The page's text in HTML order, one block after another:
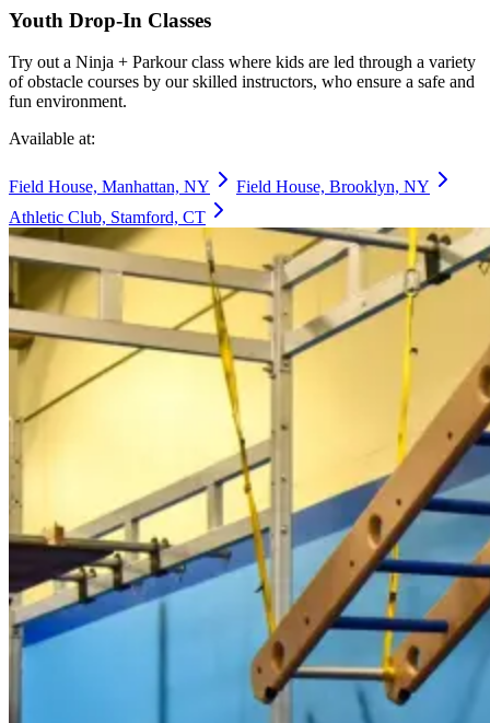
Youth Drop-In Classes​​​​‌ ‍ ​‍​‍‌‍ ‌ ​‍‌‍‍‌‌‍‌ ‌‍‍‌‌‍ ‍​‍​‍​ ‍‍​‍​‍‌ ​ ‌‍​‌‌‍ ‍‌‍‍‌‌ ‌​‌ ‍‌​‍ ‍‌‍‍‌‌‍ ​‍​‍​‍ ​​‍​‍‌‍‍​‌ ​‍‌‍‌‌‌‍‌‍​‍​‍​ ‍‍​‍​‍‌‍‍​‌ ‌​‌ ‌​‌ ​​‌ ​ ​ ‍‍​‍ ​‍ ‌‍​ ‌‍‍​‌‍‌‌‌‍ ​‌ ​ ‌‍‌‌‌‍​‌‌ ​​‌‍‍‌‌‍‌‌‌ ​‍‌ ​ ​‍ ‍‌ ​ ‌‍​‌‌‍ ‍‌‍‍‌‌ ‌​‌ ‍‌​‍ ‍‌ ​ ‌ ‌​‌ ‌‌‌‍‌​‌‍‍‌‌‍ ​‍ ‌‍‍‌‌‍ ‍‌ ‌​‌‍‌‌‌‍ ‍‌ ‌​​‍ ‌‍‌‌‌‍‌​‌‍‍‌‌ ‌​​‍ ‌‍ ‌‌‍ ‌‍‌​‌‍‌‌​ ‌‌ ​​‌ ​‍‌‍‌‌‌ ​ ‌‍‌‌‌‍ ‍‌ ‌​‌‍​‌‌ ‌​‌‍‍‌‌‍ ‌‍ ‍​ ‍ ‌‍‍‌‌‍‌​​ ‌‌‍‌‍‌‍‌‍​ ‌‍‌‍‌‌‌‍‌‍‌‍​‍​ ‌ ​ ‌ ​‍ ‌​ ​ ‌‍​‍​ ‌​​ ​​​‍ ‌​ ‌​‌‍​ ​ ‍‌‌‍​‍​‍ ‌‌‍​‍‌‍‌‌​ ‍​‌‍​‌​‍ ‌​ ‍‌​ ​‍‌‍‌​‌‍​‌​ ​ ​ ​ ‌‍‌‌‌‍​ ‌‍​‌​ ​ ​ ‌‌​ ​‍​ ‍ ‌ ‌​‌ ‍‌‌ ​​‌‍‌‌​ ‌‌ ​​‌‍​‌‌‍‌ ‌‍‌‌​ ‍ ‌ ​​‌‍​‌‌ ‌​‌‍‍​​ ‌‌ ​​‌‍​‌‌‍‌ ‌‍‌‌‌​​‍‌ ‌‌‌‍‍‌‌‍ ​‌‍‌​‌‍‌‌‌ ​‍​‍‌‌​ ‌‌‌​​‍‌‌ ‌‍‍ ‌‍‌‌‌ ‍‌​‍‌‌​ ​ ‌​‌​​‍‌‌​ ​ ‌​‌​​‍‌‌​ ​‍​ ​‍‌‍​ ‌‍‌‌​ ​‍‌‍‌‍‌‍​ ‌‍‌​‌‍​‍​ ​​​ ‍​‌‍​‌‌‍‌‌​ ‌ ​‍‌‌​ ​‍​ ​‍​‍‌‌​ ‌‌‌​‌​​‍ ‍‌‍​ ‌‍​‌‌ ​‍‌‍‌​‌ ​ ​‍‌‌​ ‌‌‌​​‍‌‌ ‌‍‍ ‌‍‌‌‌ ‍‌​‍‌‌​ ​ ‌​‌​​‍‌‌​ ​ ‌​‌​​‍‌‌​ ​‍​ ​‍​ ‍​​ ‍‌‌‍​‌‌‍‌​​ ‌​‌‍‌‍​ ‍​​ ‌‍‌‍‌​​ ​‌​ ‌‍​ ​ ​‍‌‌​ ​‍​ ​‍​‍‌‌​ ‌‌‌​‌​​‍ ‍‌‍​ ‌‍​‌‌ ​‍‌‍‌​‌‌‌​‌‍‍‌‌ ‌​‌‍ ​‌‍‌‌​ ‌‍​‍‌‍​‌‌ ​ ‌‍‌‌‌‌‌‌‌ ​‍‌‍ ​​ ‌‌‍‍​‌ ‌​‌ ‌​‌ ​​‌ ​ ​‍‌‌​ ​ ‌​​‌​‍‌‌​ ​‍‌​‌‍​‍‌‌​ ​‍‌​‌‍‌‍​ ‌‍‍​‌‍‌‌‌‍ ​‌ ​ ‌‍‌‌‌‍​‌‌ ​​‌‍‍‌‌‍‌‌‌ ​‍‌ ​ ​‍ ‍‌ ​ ‌‍​‌‌‍ ‍‌‍‍‌‌ ‌​‌ ‍‌​‍ ‍‌ ​ ‌ ‌​‌ ‌‌‌‍‌​‌‍‍‌‌‍ ​‍‌‍‌‍‍‌‌‍‌​​ ‌‌‍‌‍‌‍‌‍​ ‌‍‌‍‌‌‌‍‌‍‌‍​‍​ ‌ ​ ‌ ​‍ ‌​ ​ ‌‍​‍​ ‌​​ ​​​‍ ‌​ ‌​‌‍​ ​ ‍‌‌‍​‍​‍ ‌‌‍​‍‌‍‌‌​ ‍​‌‍​‌​‍ ‌​ ‍‌​ ​‍‌‍‌​‌‍​‌​ ​ ​ ​ ‌‍‌‌‌‍​ ‌‍​‌​ ​ ​ ‌‌​ ​‍​‍‌‍‌ ‌​‌ ‍‌‌ ​​‌‍‌‌​ ‌‌ ​​‌‍​‌‌‍‌ ‌‍‌‌​‍‌‍‌ ​​‌‍​‌‌ ‌​‌‍‍​​ ‌‌ ​​‌‍​‌‌‍‌ ‌‍‌‌‌​​‍‌ ‌‌‌‍‍‌‌‍ ​‌‍‌​‌‍‌‌‌ ​‍​‍‌‌​ ‌‌‌​​‍‌‌ ‌‍‍ ‌‍‌‌‌ ‍‌​‍‌‌​ ​ ‌​‌​​‍‌‌​ ​ ‌​‌​​‍‌‌​ ​‍​ ​‍‌‍​ ‌‍‌‌​ ​‍‌‍‌‍‌‍​ ‌‍‌​‌‍​‍​ ​​​ ‍​‌‍​‌‌‍‌‌​ ‌ ​‍‌‌​ ​‍​ ​‍​‍‌‌​ ‌‌‌​‌​​‍ ‍‌‍​ ‌‍​‌‌ ​‍‌‍‌​‌ ​ ​‍‌‌​ ‌‌‌​​‍‌‌ ‌‍‍ ‌‍‌‌‌ ‍‌​‍‌‌​ ​ ‌​‌​​‍‌‌​ ​ ‌​‌​​‍‌‌​ ​‍​ ​‍​ ‍​​ ‍‌‌‍​‌‌‍‌​​ ‌​‌‍‌‍​ ‍​​ ‌‍‌‍‌​​ ​‌​ ‌‍​ ​ ​‍‌‌​ ​‍​ ​‍​‍‌‌​ ‌‌‌​‌​​‍ ‍‌‍​ ‌‍​‌‌ ​‍‌‍‌​‌‌‌​‌‍‍‌‌ ‌​‌‍ ​‌‍‌‌​‍‌‍‌ ​​‌‍‌‌‌ ​‍‌ ​ ‌ ​​‌‍‌‌‌‍​ ‌ ‌​‌‍‍‌‌ ‌‍‌‍‌‌​ ‌‌ ​​‌ ‌‌‌‍​‍‌‍ ​‌‍‍‌‌ ​ ‌‍‍​‌‍‌‌‌‍‌​​‍​‍‌ ‌
Try out a Ninja + Parkour class where kids are led through a variety
of obstacle courses by our skilled instructors, who ensure a safe and
fun environment.​​​​‌ ‍ ​‍​‍‌‍ ‌ ​‍‌‍‍‌‌‍‌ ‌‍‍‌‌‍ ‍​‍​‍​ ‍‍​‍​‍‌ ​ ‌‍​‌‌‍ ‍‌‍‍‌‌ ‌​‌ ‍‌​‍ ‍‌‍‍‌‌‍ ​‍​‍​‍ ​​‍​‍‌‍‍​‌ ​‍‌‍‌‌‌‍‌‍​‍​‍​ ‍‍​‍​‍‌‍‍​‌ ‌​‌ ‌​‌ ​​‌ ​ ​ ‍‍​‍ ​‍ ‌‍​ ‌‍‍​‌‍‌‌‌‍ ​‌ ​ ‌‍‌‌‌‍​‌‌ ​​‌‍‍‌‌‍‌‌‌ ​‍‌ ​ ​‍ ‍‌ ​ ‌‍​‌‌‍ ‍‌‍‍‌‌ ‌​‌ ‍‌​‍ ‍‌ ​ ‌ ‌​‌ ‌‌‌‍‌​‌‍‍‌‌‍ ​‍ ‌‍‍‌‌‍ ‍‌ ‌​‌‍‌‌‌‍ ‍‌ ‌​​‍ ‌‍‌‌‌‍‌​‌‍‍‌‌ ‌​​‍ ‌‍ ‌‌‍ ‌‍‌​‌‍‌‌​ ‌‌ ​​‌ ​‍‌‍‌‌‌ ​ ‌‍‌‌‌‍ ‍‌ ‌​‌‍​‌‌ ‌​‌‍‍‌‌‍ ‌‍ ‍​ ‍ ‌‍‍‌‌‍‌​​ ‌‌‍‌‍‌‍‌‍​ ‌‍‌‍‌‌‌‍‌‍‌‍​‍​ ‌ ​ ‌ ​‍ ‌​ ​ ‌‍​‍​ ‌​​ ​​​‍ ‌​ ‌​‌‍​ ​ ‍‌‌‍​‍​‍ ‌‌‍​‍‌‍‌‌​ ‍​‌‍​‌​‍ ‌​ ‍‌​ ​‍‌‍‌​‌‍​‌​ ​ ​ ​ ‌‍‌‌‌‍​ ‌‍​‌​ ​ ​ ‌‌​ ​‍​ ‍ ‌ ‌​‌ ‍‌‌ ​​‌‍‌‌​ ‌‌ ​​‌‍​‌‌‍‌ ‌‍‌‌​ ‍ ‌ ​​‌‍​‌‌ ‌​‌‍‍​​ ‌‌ ​​‌‍​‌‌‍‌ ‌‍‌‌‌​​‍‌ ‌‌‌‍‍‌‌‍ ​‌‍‌​‌‍‌‌‌ ​‍​‍‌‌​ ‌‌‌​​‍‌‌ ‌‍‍ ‌‍‌‌‌ ‍‌​‍‌‌​ ​ ‌​‌​​‍‌‌​ ​ ‌​‌​​‍‌‌​ ​‍​ ​‍‌‍​ ‌‍‌‌​ ​‍‌‍‌‍‌‍​ ‌‍‌​‌‍​‍​ ​​​ ‍​‌‍​‌‌‍‌‌​ ‌ ​‍‌‌​ ​‍​ ​‍​‍‌‌​ ‌‌‌​‌​​‍ ‍‌‍​ ‌‍​‌‌ ​‍‌‍‌​‌ ​ ​‍‌‌​ ‌‌‌​​‍‌‌ ‌‍‍ ‌‍‌‌‌ ‍‌​‍‌‌​ ​ ‌​‌​​‍‌‌​ ​ ‌​‌​​‍‌‌​ ​‍​ ​‍​ ‍​​ ‍‌‌‍​‌‌‍‌​​ ‌​‌‍‌‍​ ‍​​ ‌‍‌‍‌​​ ​‌​ ‌‍​ ​ ​‍‌‌​ ​‍​ ​‍​‍‌‌​ ‌‌‌​‌​​‍ ‍‌‍​ ‌‍​‌‌ ​‍‌‍‌​‌​‌​‌‍‌‌‌ ​ ‌‍​ ‌ ​‍‌‍‍‌‌ ​​‌ ‌​‌‍‍‌‌‍ ‌‍ ‍​ ‌‍​‍‌‍​‌‌ ​ ‌‍‌‌‌‌‌‌‌ ​‍‌‍ ​​ ‌‌‍‍​‌ ‌​‌ ‌​‌ ​​‌ ​ ​‍‌‌​ ​ ‌​​‌​‍‌‌​ ​‍‌​‌‍​‍‌‌​ ​‍‌​‌‍‌‍​ ‌‍‍​‌‍‌‌‌‍ ​‌ ​ ‌‍‌‌‌‍​‌‌ ​​‌‍‍‌‌‍‌‌‌ ​‍‌ ​ ​‍ ‍‌ ​ ‌‍​‌‌‍ ‍‌‍‍‌‌ ‌​‌ ‍‌​‍ ‍‌ ​ ‌ ‌​‌ ‌‌‌‍‌​‌‍‍‌‌‍ ​‍‌‍‌‍‍‌‌‍‌​​ ‌‌‍‌‍‌‍‌‍​ ‌‍‌‍‌‌‌‍‌‍‌‍​‍​ ‌ ​ ‌ ​‍ ‌​ ​ ‌‍​‍​ ‌​​ ​​​‍ ‌​ ‌​‌‍​ ​ ‍‌‌‍​‍​‍ ‌‌‍​‍‌‍‌‌​ ‍​‌‍​‌​‍ ‌​ ‍‌​ ​‍‌‍‌​‌‍​‌​ ​ ​ ​ ‌‍‌‌‌‍​ ‌‍​‌​ ​ ​ ‌‌​ ​‍​‍‌‍‌ ‌​‌ ‍‌‌ ​​‌‍‌‌​ ‌‌ ​​‌‍​‌‌‍‌ ‌‍‌‌​‍‌‍‌ ​​‌‍​‌‌ ‌​‌‍‍​​ ‌‌ ​​‌‍​‌‌‍‌ ‌‍‌‌‌​​‍‌ ‌‌‌‍‍‌‌‍ ​‌‍‌​‌‍‌‌‌ ​‍​‍‌‌​ ‌‌‌​​‍‌‌ ‌‍‍ ‌‍‌‌‌ ‍‌​‍‌‌​ ​ ‌​‌​​‍‌‌​ ​ ‌​‌​​‍‌‌​ ​‍​ ​‍‌‍​ ‌‍‌‌​ ​‍‌‍‌‍‌‍​ ‌‍‌​‌‍​‍​ ​​​ ‍​‌‍​‌‌‍‌‌​ ‌ ​‍‌‌​ ​‍​ ​‍​‍‌‌​ ‌‌‌​‌​​‍ ‍‌‍​ ‌‍​‌‌ ​‍‌‍‌​‌ ​ ​‍‌‌​ ‌‌‌​​‍‌‌ ‌‍‍ ‌‍‌‌‌ ‍‌​‍‌‌​ ​ ‌​‌​​‍‌‌​ ​ ‌​‌​​‍‌‌​ ​‍​ ​‍​ ‍​​ ‍‌‌‍​‌‌‍‌​​ ‌​‌‍‌‍​ ‍​​ ‌‍‌‍‌​​ ​‌​ ‌‍​ ​ ​‍‌‌​ ​‍​ ​‍​‍‌‌​ ‌‌‌​‌​​‍ ‍‌‍​ ‌‍​‌‌ ​‍‌‍‌​‌​‌​‌‍‌‌‌ ​ ‌‍​ ‌ ​‍‌‍‍‌‌ ​​‌ ‌​‌‍‍‌‌‍ ‌‍ ‍​‍‌‍‌ ​​‌‍‌‌‌ ​‍‌ ​ ‌ ​​‌‍‌‌‌‍​ ‌ ‌​‌‍‍‌‌ ‌‍‌‍‌‌​ ‌‌ ​​‌ ‌‌‌‍​‍‌‍ ​‌‍‍‌‌ ​ ‌‍‍​‌‍‌‌‌‍‌​​‍​‍‌ ‌
Available at:​​​​‌ ‍ ​‍​‍‌‍ ‌ ​‍‌‍‍‌‌‍‌ ‌‍‍‌‌‍ ‍​‍​‍​ ‍‍​‍​‍‌ ​ ‌‍​‌‌‍ ‍‌‍‍‌‌ ‌​‌ ‍‌​‍ ‍‌‍‍‌‌‍ ​‍​‍​‍ ​​‍​‍‌‍‍​‌ ​‍‌‍‌‌‌‍‌‍​‍​‍​ ‍‍​‍​‍‌‍‍​‌ ‌​‌ ‌​‌ ​​‌ ​ ​ ‍‍​‍ ​‍ ‌‍​ ‌‍‍​‌‍‌‌‌‍ ​‌ ​ ‌‍‌‌‌‍​‌‌ ​​‌‍‍‌‌‍‌‌‌ ​‍‌ ​ ​‍ ‍‌ ​ ‌‍​‌‌‍ ‍‌‍‍‌‌ ‌​‌ ‍‌​‍ ‍‌ ​ ‌ ‌​‌ ‌‌‌‍‌​‌‍‍‌‌‍ ​‍ ‌‍‍‌‌‍ ‍‌ ‌​‌‍‌‌‌‍ ‍‌ ‌​​‍ ‌‍‌‌‌‍‌​‌‍‍‌‌ ‌​​‍ ‌‍ ‌‌‍ ‌‍‌​‌‍‌‌​ ‌‌ ​​‌ ​‍‌‍‌‌‌ ​ ‌‍‌‌‌‍ ‍‌ ‌​‌‍​‌‌ ‌​‌‍‍‌‌‍ ‌‍ ‍​ ‍ ‌‍‍‌‌‍‌​​ ‌‌‍‌‍‌‍‌‍​ ‌‍‌‍‌‌‌‍‌‍‌‍​‍​ ‌ ​ ‌ ​‍ ‌​ ​ ‌‍​‍​ ‌​​ ​​​‍ ‌​ ‌​‌‍​ ​ ‍‌‌‍​‍​‍ ‌‌‍​‍‌‍‌‌​ ‍​‌‍​‌​‍ ‌​ ‍‌​ ​‍‌‍‌​‌‍​‌​ ​ ​ ​ ‌‍‌‌‌‍​ ‌‍​‌​ ​ ​ ‌‌​ ​‍​ ‍ ‌ ‌​‌ ‍‌‌ ​​‌‍‌‌​ ‌‌ ​​‌‍​‌‌‍‌ ‌‍‌‌​ ‍ ‌ ​​‌‍​‌‌ ‌​‌‍‍​​ ‌‌ ​​‌‍​‌‌‍‌ ‌‍‌‌‌​​‍‌ ‌‌‌‍‍‌‌‍ ​‌‍‌​‌‍‌‌‌ ​‍​‍‌‌​ ‌‌‌​​‍‌‌ ‌‍‍ ‌‍‌‌‌ ‍‌​‍‌‌​ ​ ‌​‌​​‍‌‌​ ​ ‌​‌​​‍‌‌​ ​‍​ ​‍‌‍​ ‌‍‌‌​ ​‍‌‍‌‍‌‍​ ‌‍‌​‌‍​‍​ ​​​ ‍​‌‍​‌‌‍‌‌​ ‌ ​‍‌‌​ ​‍​ ​‍​‍‌‌​ ‌‌‌​‌​​‍ ‍‌‍​ ‌‍​‌‌ ​‍‌‍‌​‌ ​ ​‍‌‌​ ‌‌‌​​‍‌‌ ‌‍‍ ‌‍‌‌‌ ‍‌​‍‌‌​ ​ ‌​‌​​‍‌‌​ ​ ‌​‌​​‍‌‌​ ​‍​ ​‍​ ‍​​ ‍‌‌‍​‌‌‍‌​​ ‌​‌‍‌‍​ ‍​​ ‌‍‌‍‌​​ ​‌​ ‌‍​ ​ ​‍‌‌​ ​‍​ ​‍​‍‌‌​ ‌‌‌​‌​​‍ ‍‌ ​ ‌ ‌‌‌‍​‍‌ ‌​‌‍‍‌‌ ‌​‌‍ ​‌‍‌‌​ ‌‍​‍‌‍​‌‌ ​ ‌‍‌‌‌‌‌‌‌ ​‍‌‍ ​​ ‌‌‍‍​‌ ‌​‌ ‌​‌ ​​‌ ​ ​‍‌‌​ ​ ‌​​‌​‍‌‌​ ​‍‌​‌‍​‍‌‌​ ​‍‌​‌‍‌‍​ ‌‍‍​‌‍‌‌‌‍ ​‌ ​ ‌‍‌‌‌‍​‌‌ ​​‌‍‍‌‌‍‌‌‌ ​‍‌ ​ ​‍ ‍‌ ​ ‌‍​‌‌‍ ‍‌‍‍‌‌ ‌​‌ ‍‌​‍ ‍‌ ​ ‌ ‌​‌ ‌‌‌‍‌​‌‍‍‌‌‍ ​‍‌‍‌‍‍‌‌‍‌​​ ‌‌‍‌‍‌‍‌‍​ ‌‍‌‍‌‌‌‍‌‍‌‍​‍​ ‌ ​ ‌ ​‍ ‌​ ​ ‌‍​‍​ ‌​​ ​​​‍ ‌​ ‌​‌‍​ ​ ‍‌‌‍​‍​‍ ‌‌‍​‍‌‍‌‌​ ‍​‌‍​‌​‍ ‌​ ‍‌​ ​‍‌‍‌​‌‍​‌​ ​ ​ ​ ‌‍‌‌‌‍​ ‌‍​‌​ ​ ​ ‌‌​ ​‍​‍‌‍‌ ‌​‌ ‍‌‌ ​​‌‍‌‌​ ‌‌ ​​‌‍​‌‌‍‌ ‌‍‌‌​‍‌‍‌ ​​‌‍​‌‌ ‌​‌‍‍​​ ‌‌ ​​‌‍​‌‌‍‌ ‌‍‌‌‌​​‍‌ ‌‌‌‍‍‌‌‍ ​‌‍‌​‌‍‌‌‌ ​‍​‍‌‌​ ‌‌‌​​‍‌‌ ‌‍‍ ‌‍‌‌‌ ‍‌​‍‌‌​ ​ ‌​‌​​‍‌‌​ ​ ‌​‌​​‍‌‌​ ​‍​ ​‍‌‍​ ‌‍‌‌​ ​‍‌‍‌‍‌‍​ ‌‍‌​‌‍​‍​ ​​​ ‍​‌‍​‌‌‍‌‌​ ‌ ​‍‌‌​ ​‍​ ​‍​‍‌‌​ ‌‌‌​‌​​‍ ‍‌‍​ ‌‍​‌‌ ​‍‌‍‌​‌ ​ ​‍‌‌​ ‌‌‌​​‍‌‌ ‌‍‍ ‌‍‌‌‌ ‍‌​‍‌‌​ ​ ‌​‌​​‍‌‌​ ​ ‌​‌​​‍‌‌​ ​‍​ ​‍​ ‍​​ ‍‌‌‍​‌‌‍‌​​ ‌​‌‍‌‍​ ‍​​ ‌‍‌‍‌​​ ​‌​ ‌‍​ ​ ​‍‌‌​ ​‍​ ​‍​‍‌‌​ ‌‌‌​‌​​‍ ‍‌ ​ ‌ ‌‌‌‍​‍‌ ‌​‌‍‍‌‌ ‌​‌‍ ​‌‍‌‌​‍‌‍‌ ​​‌‍‌‌‌ ​‍‌ ​ ‌ ​​‌‍‌‌‌‍​ ‌ ‌​‌‍‍‌‌ ‌‍‌‍‌‌​ ‌‌ ​​‌ ‌‌‌‍​‍‌‍ ​‌‍‍‌‌ ​ ‌‍‍​‌‍‌‌‌‍‌​​‍​‍‌ ‌
Field House, Manhattan, NY​​​​‌ ‍ ​‍​‍‌‍ ‌ ​‍‌‍‍‌‌‍‌ ‌‍‍‌‌‍ ‍​‍​‍​ ‍‍​‍​‍‌ ​ ‌‍​‌‌‍ ‍‌‍‍‌‌ ‌​‌ ‍‌​‍ ‍‌‍‍‌‌‍ ​‍​‍​‍ ​​‍​‍‌‍‍​‌ ​‍‌‍‌‌‌‍‌‍​‍​‍​ ‍‍​‍​‍‌‍‍​‌ ‌​‌ ‌​‌ ​​‌ ​ ​ ‍‍​‍ ​‍ ‌‍​ ‌‍‍​‌‍‌‌‌‍ ​‌ ​ ‌‍‌‌‌‍​‌‌ ​​‌‍‍‌‌‍‌‌‌ ​‍‌ ​ ​‍ ‍‌ ​ ‌‍​‌‌‍ ‍‌‍‍‌‌ ‌​‌ ‍‌​‍ ‍‌ ​ ‌ ‌​‌ ‌‌‌‍‌​‌‍‍‌‌‍ ​‍ ‌‍‍‌‌‍ ‍‌ ‌​‌‍‌‌‌‍ ‍‌ ‌​​‍ ‌‍‌‌‌‍‌​‌‍‍‌‌ ‌​​‍ ‌‍ ‌‌‍ ‌‍‌​‌‍‌‌​ ‌‌ ​​‌ ​‍‌‍‌‌‌ ​ ‌‍‌‌‌‍ ‍‌ ‌​‌‍​‌‌ ‌​‌‍‍‌‌‍ ‌‍ ‍​ ‍ ‌‍‍‌‌‍‌​​ ‌‌‍‌‍‌‍‌‍​ ‌‍‌‍‌‌‌‍‌‍‌‍​‍​ ‌ ​ ‌ ​‍ ‌​ ​ ‌‍​‍​ ‌​​ ​​​‍ ‌​ ‌​‌‍​ ​ ‍‌‌‍​‍​‍ ‌‌‍​‍‌‍‌‌​ ‍​‌‍​‌​‍ ‌​ ‍‌​ ​‍‌‍‌​‌‍​‌​ ​ ​ ​ ‌‍‌‌‌‍​ ‌‍​‌​ ​ ​ ‌‌​ ​‍​ ‍ ‌ ‌​‌ ‍‌‌ ​​‌‍‌‌​ ‌‌ ​​‌‍​‌‌‍‌ ‌‍‌‌​ ‍ ‌ ​​‌‍​‌‌ ‌​‌‍‍​​ ‌‌ ​​‌‍​‌‌‍‌ ‌‍‌‌‌​​‍‌ ‌‌‌‍‍‌‌‍ ​‌‍‌​‌‍‌‌‌ ​‍​‍‌‌​ ‌‌‌​​‍‌‌ ‌‍‍ ‌‍‌‌‌ ‍‌​‍‌‌​ ​ ‌​‌​​‍‌‌​ ​ ‌​‌​​‍‌‌​ ​‍​ ​‍‌‍​ ‌‍‌‌​ ​‍‌‍‌‍‌‍​ ‌‍‌​‌‍​‍​ ​​​ ‍​‌‍​‌‌‍‌‌​ ‌ ​‍‌‌​ ​‍​ ​‍​‍‌‌​ ‌‌‌​‌​​‍ ‍‌‍​ ‌‍​‌‌ ​‍‌‍‌​‌ ​ ​‍‌‌​ ‌‌‌​​‍‌‌ ‌‍‍ ‌‍‌‌‌ ‍‌​‍‌‌​ ​ ‌​‌​​‍‌‌​ ​ ‌​‌​​‍‌‌​ ​‍​ ​‍​ ‍​​ ‍‌‌‍​‌‌‍‌​​ ‌​‌‍‌‍​ ‍​​ ‌‍‌‍‌​​ ​‌​ ‌‍​ ​ ​‍‌‌​ ​‍​ ​‍​‍‌‌​ ‌‌‌​‌​​‍ ‍‌‍​‍‌ ‌‌‌ ‌​‌ ‌​‌‍ ‌‍ ‍‌ ​ ​‍‌‌​ ‌‌‌​​‍‌‌ ‌‍‍ ‌‍‌‌‌ ‍‌​‍‌‌​ ​ ‌​‌​​‍‌‌​ ​ ‌​‌​​‍‌‌​ ​‍​ ​‍​ ​ ​ ​​​ ‍‌‌‍​ ‌‍​‌‌‍‌‍‌‍‌​‌‍​‍‌‍‌​‌‍‌‍‌‍‌‍​ ‍​​‍‌‌​ ​‍​ ​‍​‍‌‌​ ‌‌‌​‌​​‍ ‍‌ ‌​‌‍‌‌‌ ‍​‌ ‌​​ ‌‍​‍‌‍​‌‌ ​ ‌‍‌‌‌‌‌‌‌ ​‍‌‍ ​​ ‌‌‍‍​‌ ‌​‌ ‌​‌ ​​‌ ​ ​‍‌‌​ ​ ‌​​‌​‍‌‌​ ​‍‌​‌‍​‍‌‌​ ​‍‌​‌‍‌‍​ ‌‍‍​‌‍‌‌‌‍ ​‌ ​ ‌‍‌‌‌‍​‌‌ ​​‌‍‍‌‌‍‌‌‌ ​‍‌ ​ ​‍ ‍‌ ​ ‌‍​‌‌‍ ‍‌‍‍‌‌ ‌​‌ ‍‌​‍ ‍‌ ​ ‌ ‌​‌ ‌‌‌‍‌​‌‍‍‌‌‍ ​‍‌‍‌‍‍‌‌‍‌​​ ‌‌‍‌‍‌‍‌‍​ ‌‍‌‍‌‌‌‍‌‍‌‍​‍​ ‌ ​ ‌ ​‍ ‌​ ​ ‌‍​‍​ ‌​​ ​​​‍ ‌​ ‌​‌‍​ ​ ‍‌‌‍​‍​‍ ‌‌‍​‍‌‍‌‌​ ‍​‌‍​‌​‍ ‌​ ‍‌​ ​‍‌‍‌​‌‍​‌​ ​ ​ ​ ‌‍‌‌‌‍​ ‌‍​‌​ ​ ​ ‌‌​ ​‍​‍‌‍‌ ‌​‌ ‍‌‌ ​​‌‍‌‌​ ‌‌ ​​‌‍​‌‌‍‌ ‌‍‌‌​‍‌‍‌ ​​‌‍​‌‌ ‌​‌‍‍​​ ‌‌ ​​‌‍​‌‌‍‌ ‌‍‌‌‌​​‍‌ ‌‌‌‍‍‌‌‍ ​‌‍‌​‌‍‌‌‌ ​‍​‍‌‌​ ‌‌‌​​‍‌‌ ‌‍‍ ‌‍‌‌‌ ‍‌​‍‌‌​ ​ ‌​‌​​‍‌‌​ ​ ‌​‌​​‍‌‌​ ​‍​ ​‍‌‍​ ‌‍‌‌​ ​‍‌‍‌‍‌‍​ ‌‍‌​‌‍​‍​ ​​​ ‍​‌‍​‌‌‍‌‌​ ‌ ​‍‌‌​ ​‍​ ​‍​‍‌‌​ ‌‌‌​‌​​‍ ‍‌‍​ ‌‍​‌‌ ​‍‌‍‌​‌ ​ ​‍‌‌​ ‌‌‌​​‍‌‌ ‌‍‍ ‌‍‌‌‌ ‍‌​‍‌‌​ ​ ‌​‌​​‍‌‌​ ​ ‌​‌​​‍‌‌​ ​‍​ ​‍​ ‍​​ ‍‌‌‍​‌‌‍‌​​ ‌​‌‍‌‍​ ‍​​ ‌‍‌‍‌​​ ​‌​ ‌‍​ ​ ​‍‌‌​ ​‍​ ​‍​‍‌‌​ ‌‌‌​‌​​‍ ‍‌‍​‍‌ ‌‌‌ ‌​‌ ‌​‌‍ ‌‍ ‍‌ ​ ​‍‌‌​ ‌‌‌​​‍‌‌ ‌‍‍ ‌‍‌‌‌ ‍‌​‍‌‌​ ​ ‌​‌​​‍‌‌​ ​ ‌​‌​​‍‌‌​ ​‍​ ​‍​ ​ ​ ​​​ ‍‌‌‍​ ‌‍​‌‌‍‌‍‌‍‌​‌‍​‍‌‍‌​‌‍‌‍‌‍‌‍​ ‍​​‍‌‌​ ​‍​ ​‍​‍‌‌​ ‌‌‌​‌​​‍ ‍‌ ‌​‌‍‌‌‌ ‍​‌ ‌​​‍‌‍‌ ​​‌‍‌‌‌ ​‍‌ ​ ‌ ​​‌‍‌‌‌‍​ ‌ ‌​‌‍‍‌‌ ‌‍‌‍‌‌​ ‌‌ ​​‌ ‌‌‌‍​‍‌‍ ​‌‍‍‌‌ ​ ‌‍‍​‌‍‌‌‌‍‌​​‍​‍‌ ‌
Field House, Brooklyn, NY​​​​‌ ‍ ​‍​‍‌‍ ‌ ​‍‌‍‍‌‌‍‌ ‌‍‍‌‌‍ ‍​‍​‍​ ‍‍​‍​‍‌ ​ ‌‍​‌‌‍ ‍‌‍‍‌‌ ‌​‌ ‍‌​‍ ‍‌‍‍‌‌‍ ​‍​‍​‍ ​​‍​‍‌‍‍​‌ ​‍‌‍‌‌‌‍‌‍​‍​‍​ ‍‍​‍​‍‌‍‍​‌ ‌​‌ ‌​‌ ​​‌ ​ ​ ‍‍​‍ ​‍ ‌‍​ ‌‍‍​‌‍‌‌‌‍ ​‌ ​ ‌‍‌‌‌‍​‌‌ ​​‌‍‍‌‌‍‌‌‌ ​‍‌ ​ ​‍ ‍‌ ​ ‌‍​‌‌‍ ‍‌‍‍‌‌ ‌​‌ ‍‌​‍ ‍‌ ​ ‌ ‌​‌ ‌‌‌‍‌​‌‍‍‌‌‍ ​‍ ‌‍‍‌‌‍ ‍‌ ‌​‌‍‌‌‌‍ ‍‌ ‌​​‍ ‌‍‌‌‌‍‌​‌‍‍‌‌ ‌​​‍ ‌‍ ‌‌‍ ‌‍‌​‌‍‌‌​ ‌‌ ​​‌ ​‍‌‍‌‌‌ ​ ‌‍‌‌‌‍ ‍‌ ‌​‌‍​‌‌ ‌​‌‍‍‌‌‍ ‌‍ ‍​ ‍ ‌‍‍‌‌‍‌​​ ‌‌‍‌‍‌‍‌‍​ ‌‍‌‍‌‌‌‍‌‍‌‍​‍​ ‌ ​ ‌ ​‍ ‌​ ​ ‌‍​‍​ ‌​​ ​​​‍ ‌​ ‌​‌‍​ ​ ‍‌‌‍​‍​‍ ‌‌‍​‍‌‍‌‌​ ‍​‌‍​‌​‍ ‌​ ‍‌​ ​‍‌‍‌​‌‍​‌​ ​ ​ ​ ‌‍‌‌‌‍​ ‌‍​‌​ ​ ​ ‌‌​ ​‍​ ‍ ‌ ‌​‌ ‍‌‌ ​​‌‍‌‌​ ‌‌ ​​‌‍​‌‌‍‌ ‌‍‌‌​ ‍ ‌ ​​‌‍​‌‌ ‌​‌‍‍​​ ‌‌ ​​‌‍​‌‌‍‌ ‌‍‌‌‌​​‍‌ ‌‌‌‍‍‌‌‍ ​‌‍‌​‌‍‌‌‌ ​‍​‍‌‌​ ‌‌‌​​‍‌‌ ‌‍‍ ‌‍‌‌‌ ‍‌​‍‌‌​ ​ ‌​‌​​‍‌‌​ ​ ‌​‌​​‍‌‌​ ​‍​ ​‍‌‍​ ‌‍‌‌​ ​‍‌‍‌‍‌‍​ ‌‍‌​‌‍​‍​ ​​​ ‍​‌‍​‌‌‍‌‌​ ‌ ​‍‌‌​ ​‍​ ​‍​‍‌‌​ ‌‌‌​‌​​‍ ‍‌‍​ ‌‍​‌‌ ​‍‌‍‌​‌ ​ ​‍‌‌​ ‌‌‌​​‍‌‌ ‌‍‍ ‌‍‌‌‌ ‍‌​‍‌‌​ ​ ‌​‌​​‍‌‌​ ​ ‌​‌​​‍‌‌​ ​‍​ ​‍​ ‍​​ ‍‌‌‍​‌‌‍‌​​ ‌​‌‍‌‍​ ‍​​ ‌‍‌‍‌​​ ​‌​ ‌‍​ ​ ​‍‌‌​ ​‍​ ​‍​‍‌‌​ ‌‌‌​‌​​‍ ‍‌‍​‍‌ ‌‌‌ ‌​‌ ‌​‌‍ ‌‍ ‍‌ ​ ​‍‌‌​ ‌‌‌​​‍‌‌ ‌‍‍ ‌‍‌‌‌ ‍‌​‍‌‌​ ​ ‌​‌​​‍‌‌​ ​ ‌​‌​​‍‌‌​ ​‍​ ​‍‌‍‌‌‌‍​ ​ ‍‌‌‍‌​​ ‍‌​ ​ ‌‍​‌​ ‌‌‌‍‌​‌‍​‌‌‍‌​‌‍​ ​‍‌‌​ ​‍​ ​‍​‍‌‌​ ‌‌‌​‌​​‍ ‍‌ ‌​‌‍‌‌‌ ‍​‌ ‌​​ ‌‍​‍‌‍​‌‌ ​ ‌‍‌‌‌‌‌‌‌ ​‍‌‍ ​​ ‌‌‍‍​‌ ‌​‌ ‌​‌ ​​‌ ​ ​‍‌‌​ ​ ‌​​‌​‍‌‌​ ​‍‌​‌‍​‍‌‌​ ​‍‌​‌‍‌‍​ ‌‍‍​‌‍‌‌‌‍ ​‌ ​ ‌‍‌‌‌‍​‌‌ ​​‌‍‍‌‌‍‌‌‌ ​‍‌ ​ ​‍ ‍‌ ​ ‌‍​‌‌‍ ‍‌‍‍‌‌ ‌​‌ ‍‌​‍ ‍‌ ​ ‌ ‌​‌ ‌‌‌‍‌​‌‍‍‌‌‍ ​‍‌‍‌‍‍‌‌‍‌​​ ‌‌‍‌‍‌‍‌‍​ ‌‍‌‍‌‌‌‍‌‍‌‍​‍​ ‌ ​ ‌ ​‍ ‌​ ​ ‌‍​‍​ ‌​​ ​​​‍ ‌​ ‌​‌‍​ ​ ‍‌‌‍​‍​‍ ‌‌‍​‍‌‍‌‌​ ‍​‌‍​‌​‍ ‌​ ‍‌​ ​‍‌‍‌​‌‍​‌​ ​ ​ ​ ‌‍‌‌‌‍​ ‌‍​‌​ ​ ​ ‌‌​ ​‍​‍‌‍‌ ‌​‌ ‍‌‌ ​​‌‍‌‌​ ‌‌ ​​‌‍​‌‌‍‌ ‌‍‌‌​‍‌‍‌ ​​‌‍​‌‌ ‌​‌‍‍​​ ‌‌ ​​‌‍​‌‌‍‌ ‌‍‌‌‌​​‍‌ ‌‌‌‍‍‌‌‍ ​‌‍‌​‌‍‌‌‌ ​‍​‍‌‌​ ‌‌‌​​‍‌‌ ‌‍‍ ‌‍‌‌‌ ‍‌​‍‌‌​ ​ ‌​‌​​‍‌‌​ ​ ‌​‌​​‍‌‌​ ​‍​ ​‍‌‍​ ‌‍‌‌​ ​‍‌‍‌‍‌‍​ ‌‍‌​‌‍​‍​ ​​​ ‍​‌‍​‌‌‍‌‌​ ‌ ​‍‌‌​ ​‍​ ​‍​‍‌‌​ ‌‌‌​‌​​‍ ‍‌‍​ ‌‍​‌‌ ​‍‌‍‌​‌ ​ ​‍‌‌​ ‌‌‌​​‍‌‌ ‌‍‍ ‌‍‌‌‌ ‍‌​‍‌‌​ ​ ‌​‌​​‍‌‌​ ​ ‌​‌​​‍‌‌​ ​‍​ ​‍​ ‍​​ ‍‌‌‍​‌‌‍‌​​ ‌​‌‍‌‍​ ‍​​ ‌‍‌‍‌​​ ​‌​ ‌‍​ ​ ​‍‌‌​ ​‍​ ​‍​‍‌‌​ ‌‌‌​‌​​‍ ‍‌‍​‍‌ ‌‌‌ ‌​‌ ‌​‌‍ ‌‍ ‍‌ ​ ​‍‌‌​ ‌‌‌​​‍‌‌ ‌‍‍ ‌‍‌‌‌ ‍‌​‍‌‌​ ​ ‌​‌​​‍‌‌​ ​ ‌​‌​​‍‌‌​ ​‍​ ​‍‌‍‌‌‌‍​ ​ ‍‌‌‍‌​​ ‍‌​ ​ ‌‍​‌​ ‌‌‌‍‌​‌‍​‌‌‍‌​‌‍​ ​‍‌‌​ ​‍​ ​‍​‍‌‌​ ‌‌‌​‌​​‍ ‍‌ ‌​‌‍‌‌‌ ‍​‌ ‌​​‍‌‍‌ ​​‌‍‌‌‌ ​‍‌ ​ ‌ ​​‌‍‌‌‌‍​ ‌ ‌​‌‍‍‌‌ ‌‍‌‍‌‌​ ‌‌ ​​‌ ‌‌‌‍​‍‌‍ ​‌‍‍‌‌ ​ ‌‍‍​‌‍‌‌‌‍‌​​‍​‍‌ ‌
Athletic Club, Stamford, CT​​​​‌ ‍ ​‍​‍‌‍ ‌ ​‍‌‍‍‌‌‍‌ ‌‍‍‌‌‍ ‍​‍​‍​ ‍‍​‍​‍‌ ​ ‌‍​‌‌‍ ‍‌‍‍‌‌ ‌​‌ ‍‌​‍ ‍‌‍‍‌‌‍ ​‍​‍​‍ ​​‍​‍‌‍‍​‌ ​‍‌‍‌‌‌‍‌‍​‍​‍​ ‍‍​‍​‍‌‍‍​‌ ‌​‌ ‌​‌ ​​‌ ​ ​ ‍‍​‍ ​‍ ‌‍​ ‌‍‍​‌‍‌‌‌‍ ​‌ ​ ‌‍‌‌‌‍​‌‌ ​​‌‍‍‌‌‍‌‌‌ ​‍‌ ​ ​‍ ‍‌ ​ ‌‍​‌‌‍ ‍‌‍‍‌‌ ‌​‌ ‍‌​‍ ‍‌ ​ ‌ ‌​‌ ‌‌‌‍‌​‌‍‍‌‌‍ ​‍ ‌‍‍‌‌‍ ‍‌ ‌​‌‍‌‌‌‍ ‍‌ ‌​​‍ ‌‍‌‌‌‍‌​‌‍‍‌‌ ‌​​‍ ‌‍ ‌‌‍ ‌‍‌​‌‍‌‌​ ‌‌ ​​‌ ​‍‌‍‌‌‌ ​ ‌‍‌‌‌‍ ‍‌ ‌​‌‍​‌‌ ‌​‌‍‍‌‌‍ ‌‍ ‍​ ‍ ‌‍‍‌‌‍‌​​ ‌‌‍‌‍‌‍‌‍​ ‌‍‌‍‌‌‌‍‌‍‌‍​‍​ ‌ ​ ‌ ​‍ ‌​ ​ ‌‍​‍​ ‌​​ ​​​‍ ‌​ ‌​‌‍​ ​ ‍‌‌‍​‍​‍ ‌‌‍​‍‌‍‌‌​ ‍​‌‍​‌​‍ ‌​ ‍‌​ ​‍‌‍‌​‌‍​‌​ ​ ​ ​ ‌‍‌‌‌‍​ ‌‍​‌​ ​ ​ ‌‌​ ​‍​ ‍ ‌ ‌​‌ ‍‌‌ ​​‌‍‌‌​ ‌‌ ​​‌‍​‌‌‍‌ ‌‍‌‌​ ‍ ‌ ​​‌‍​‌‌ ‌​‌‍‍​​ ‌‌ ​​‌‍​‌‌‍‌ ‌‍‌‌‌​​‍‌ ‌‌‌‍‍‌‌‍ ​‌‍‌​‌‍‌‌‌ ​‍​‍‌‌​ ‌‌‌​​‍‌‌ ‌‍‍ ‌‍‌‌‌ ‍‌​‍‌‌​ ​ ‌​‌​​‍‌‌​ ​ ‌​‌​​‍‌‌​ ​‍​ ​‍‌‍​ ‌‍‌‌​ ​‍‌‍‌‍‌‍​ ‌‍‌​‌‍​‍​ ​​​ ‍​‌‍​‌‌‍‌‌​ ‌ ​‍‌‌​ ​‍​ ​‍​‍‌‌​ ‌‌‌​‌​​‍ ‍‌‍​ ‌‍​‌‌ ​‍‌‍‌​‌ ​ ​‍‌‌​ ‌‌‌​​‍‌‌ ‌‍‍ ‌‍‌‌‌ ‍‌​‍‌‌​ ​ ‌​‌​​‍‌‌​ ​ ‌​‌​​‍‌‌​ ​‍​ ​‍​ ‍​​ ‍‌‌‍​‌‌‍‌​​ ‌​‌‍‌‍​ ‍​​ ‌‍‌‍‌​​ ​‌​ ‌‍​ ​ ​‍‌‌​ ​‍​ ​‍​‍‌‌​ ‌‌‌​‌​​‍ ‍‌‍​‍‌ ‌‌‌ ‌​‌ ‌​‌‍ ‌‍ ‍‌ ​ ​‍‌‌​ ‌‌‌​​‍‌‌ ‌‍‍ ‌‍‌‌‌ ‍‌​‍‌‌​ ​ ‌​‌​​‍‌‌​ ​ ‌​‌​​‍‌‌​ ​‍​ ​‍​ ​​‌‍‌‌‌‍‌​​ ‍‌​ ​​‌‍‌​​ ‌‌​ ​‌‌‍​ ​ ‌‌‌‍​‍‌‍‌​​‍‌‌​ ​‍​ ​‍​‍‌‌​ ‌‌‌​‌​​‍ ‍‌ ‌​‌‍‌‌‌ ‍​‌ ‌​​ ‌‍​‍‌‍​‌‌ ​ ‌‍‌‌‌‌‌‌‌ ​‍‌‍ ​​ ‌‌‍‍​‌ ‌​‌ ‌​‌ ​​‌ ​ ​‍‌‌​ ​ ‌​​‌​‍‌‌​ ​‍‌​‌‍​‍‌‌​ ​‍‌​‌‍‌‍​ ‌‍‍​‌‍‌‌‌‍ ​‌ ​ ‌‍‌‌‌‍​‌‌ ​​‌‍‍‌‌‍‌‌‌ ​‍‌ ​ ​‍ ‍‌ ​ ‌‍​‌‌‍ ‍‌‍‍‌‌ ‌​‌ ‍‌​‍ ‍‌ ​ ‌ ‌​‌ ‌‌‌‍‌​‌‍‍‌‌‍ ​‍‌‍‌‍‍‌‌‍‌​​ ‌‌‍‌‍‌‍‌‍​ ‌‍‌‍‌‌‌‍‌‍‌‍​‍​ ‌ ​ ‌ ​‍ ‌​ ​ ‌‍​‍​ ‌​​ ​​​‍ ‌​ ‌​‌‍​ ​ ‍‌‌‍​‍​‍ ‌‌‍​‍‌‍‌‌​ ‍​‌‍​‌​‍ ‌​ ‍‌​ ​‍‌‍‌​‌‍​‌​ ​ ​ ​ ‌‍‌‌‌‍​ ‌‍​‌​ ​ ​ ‌‌​ ​‍​‍‌‍‌ ‌​‌ ‍‌‌ ​​‌‍‌‌​ ‌‌ ​​‌‍​‌‌‍‌ ‌‍‌‌​‍‌‍‌ ​​‌‍​‌‌ ‌​‌‍‍​​ ‌‌ ​​‌‍​‌‌‍‌ ‌‍‌‌‌​​‍‌ ‌‌‌‍‍‌‌‍ ​‌‍‌​‌‍‌‌‌ ​‍​‍‌‌​ ‌‌‌​​‍‌‌ ‌‍‍ ‌‍‌‌‌ ‍‌​‍‌‌​ ​ ‌​‌​​‍‌‌​ ​ ‌​‌​​‍‌‌​ ​‍​ ​‍‌‍​ ‌‍‌‌​ ​‍‌‍‌‍‌‍​ ‌‍‌​‌‍​‍​ ​​​ ‍​‌‍​‌‌‍‌‌​ ‌ ​‍‌‌​ ​‍​ ​‍​‍‌‌​ ‌‌‌​‌​​‍ ‍‌‍​ ‌‍​‌‌ ​‍‌‍‌​‌ ​ ​‍‌‌​ ‌‌‌​​‍‌‌ ‌‍‍ ‌‍‌‌‌ ‍‌​‍‌‌​ ​ ‌​‌​​‍‌‌​ ​ ‌​‌​​‍‌‌​ ​‍​ ​‍​ ‍​​ ‍‌‌‍​‌‌‍‌​​ ‌​‌‍‌‍​ ‍​​ ‌‍‌‍‌​​ ​‌​ ‌‍​ ​ ​‍‌‌​ ​‍​ ​‍​‍‌‌​ ‌‌‌​‌​​‍ ‍‌‍​‍‌ ‌‌‌ ‌​‌ ‌​‌‍ ‌‍ ‍‌ ​ ​‍‌‌​ ‌‌‌​​‍‌‌ ‌‍‍ ‌‍‌‌‌ ‍‌​‍‌‌​ ​ ‌​‌​​‍‌‌​ ​ ‌​‌​​‍‌‌​ ​‍​ ​‍​ ​​‌‍‌‌‌‍‌​​ ‍‌​ ​​‌‍‌​​ ‌‌​ ​‌‌‍​ ​ ‌‌‌‍​‍‌‍‌​​‍‌‌​ ​‍​ ​‍​‍‌‌​ ‌‌‌​‌​​‍ ‍‌ ‌​‌‍‌‌‌ ‍​‌ ‌​​‍‌‍‌ ​​‌‍‌‌‌ ​‍‌ ​ ‌ ​​‌‍‌‌‌‍​ ‌ ‌​‌‍‍‌‌ ‌‍‌‍‌‌​ ‌‌ ​​‌ ‌‌‌‍​‍‌‍ ​‌‍‍‌‌ ​ ‌‍‍​‌‍‌‌‌‍‌​​‍​‍‌ ‌